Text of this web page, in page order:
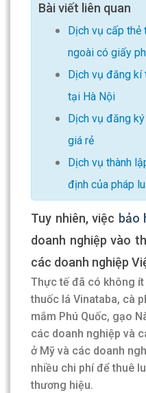
Bài viết liên quan
Dịch vụ cấp
ngoài có giấy
Dịch vụ đăng kí
tại Hà Nội
Dịch vụ đăng
giá rẻ
Dịch vụ thành
định của pháp
Tuy nhiên, việc bảo
doanh nghiệp vào
các doanh nghiệp
Thực tế đã có không
thuốc lá Vinataba, cà
mắm Phú Quốc, gạo
các doanh nghiệp và
ở Mỹ và các doanh
nhiều chi phí để thuê
thương hiệu.